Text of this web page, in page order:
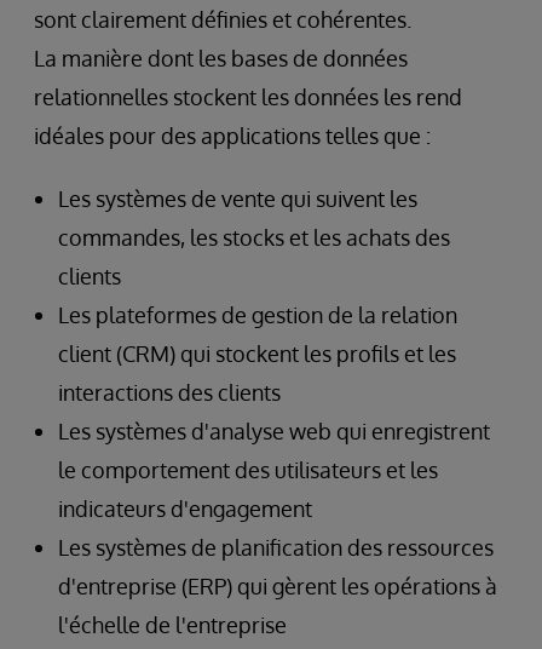
sont clairement définies et cohérentes.
La manière dont les bases de données
relationnelles stockent les données les rend
idéales pour des applications telles que :
Les systèmes de vente qui suivent les
commandes, les stocks et les achats des
clients
Les plateformes de gestion de la relation
client (CRM) qui stockent les profils et les
interactions des clients
Les systèmes d'analyse web qui enregistrent
le comportement des utilisateurs et les
indicateurs d'engagement
Les systèmes de planification des ressources
d'entreprise (ERP) qui gèrent les opérations à
l'échelle de l'entreprise